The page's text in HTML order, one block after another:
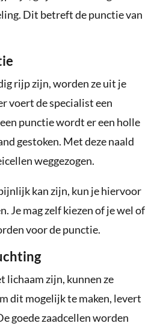
Dit betreft de punctie van
rijp zijn, worden ze uit je
voert de specialist een
punctie wordt er een holle
gestoken. Met deze naald
weggezogen.
kan zijn, kun je hiervoor
Je mag zelf kiezen of je wel of
voor de punctie.
lichaam zijn, kunnen ze
dit mogelijk te maken, levert
goede zaadcellen worden